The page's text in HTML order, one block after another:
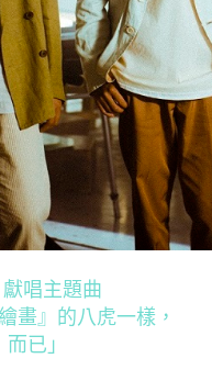
唱主題曲
畫』的八虎一樣，
已」